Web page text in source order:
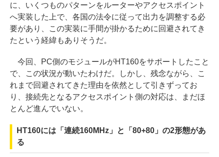
に、いくつものパターンをルーターやアクセスポイント
へ実装した上で、各国の法令に従って出力を調整する必
要があり、この実装に手間が掛かるために回避されてき
たという経緯もありそうだ。
今回、PC側のモジュールがHT160をサポートしたこと
で、この状況が動いたわけだ。しかし、残念ながら、こ
れまで回避されてきた理由を依然として引きずってお
り、接続先となるアクセスポイント側の対応は、まだほ
とんど進んでいない。
HT160には「連続160MHz」と「80+80」の2形態があ
る